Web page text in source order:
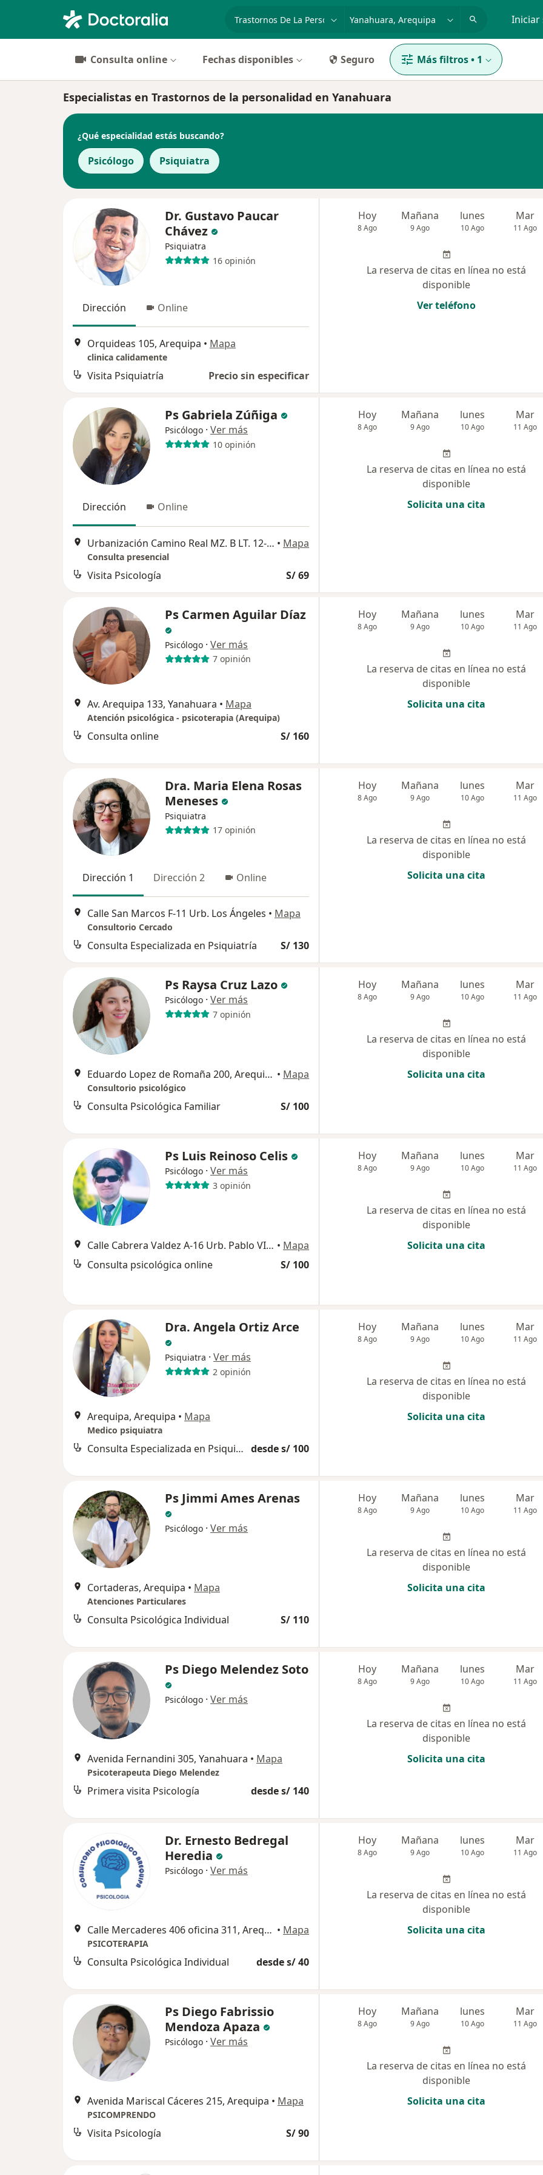
Iniciar
Consulta online Fechas disponibles Seguro Más filtros• 1
Especialistas en Trastornos de la personalidad en Yanahuara
¿Qué especialidad estás buscando?
Psicólogo Psiquiatra
Dr. Gustavo Paucar
Chávez
Psiquiatra
16 opinión
Dirección Online
Orquideas 105, Arequipa • Mapa
clinica calidamente
Visita Psiquiatría Precio sin especificar
Hoy
8 Ago
Mañana
9 Ago
lunes
10 Ago
Mar
11 Ago
La reserva de citas en línea no está
disponible
Ver teléfono
Ps Gabriela Zúñiga
Psicólogo · Ver más
10 opinión
Dirección Online
Urbanización Camino Real MZ. B LT. 12-A, Arequipa • Mapa
Consulta presencial
Visita Psicología S/ 69
Hoy
8 Ago
Mañana
9 Ago
lunes
10 Ago
Mar
11 Ago
La reserva de citas en línea no está
disponible
Solicita una cita
Ps Carmen Aguilar Díaz
Psicólogo · Ver más
7 opinión
Av. Arequipa 133, Yanahuara • Mapa
Atención psicológica - psicoterapia (Arequipa)
Consulta online S/ 160
Hoy
8 Ago
Mañana
9 Ago
lunes
10 Ago
Mar
11 Ago
La reserva de citas en línea no está
disponible
Solicita una cita
Dra. Maria Elena Rosas
Meneses
Psiquiatra
17 opinión
Dirección 1 Dirección 2 Online
Calle San Marcos F-11 Urb. Los Ángeles • Mapa
Consultorio Cercado
Consulta Especializada en Psiquiatría S/ 130
Hoy
8 Ago
Mañana
9 Ago
lunes
10 Ago
Mar
11 Ago
La reserva de citas en línea no está
disponible
Solicita una cita
Ps Raysa Cruz Lazo
Psicólogo · Ver más
7 opinión
Eduardo Lopez de Romaña 200, Arequipa • Mapa
Consultorio psicológico
Consulta Psicológica Familiar S/ 100
Hoy
8 Ago
Mañana
9 Ago
lunes
10 Ago
Mar
11 Ago
La reserva de citas en línea no está
disponible
Solicita una cita
Ps Luis Reinoso Celis
Psicólogo · Ver más
3 opinión
Calle Cabrera Valdez A-16 Urb. Pablo VI, Arequipa • Mapa
Consulta psicológica online
S/ 100
Hoy
8 Ago
Mañana
9 Ago
lunes
10 Ago
Mar
11 Ago
La reserva de citas en línea no está
disponible
Solicita una cita
Dra. Angela Ortiz Arce
Psiquiatra · Ver más
2 opinión
Arequipa, Arequipa • Mapa
Medico psiquiatra
Consulta Especializada en Psiquiatría desde s/ 100
Hoy
8 Ago
Mañana
9 Ago
lunes
10 Ago
Mar
11 Ago
La reserva de citas en línea no está
disponible
Solicita una cita
Ps Jimmi Ames Arenas
Psicólogo · Ver más
Cortaderas, Arequipa • Mapa
Atenciones Particulares
Consulta Psicológica Individual S/ 110
Hoy
8 Ago
Mañana
9 Ago
lunes
10 Ago
Mar
11 Ago
La reserva de citas en línea no está
disponible
Solicita una cita
Ps Diego Melendez Soto
Psicólogo · Ver más
Avenida Fernandini 305, Yanahuara • Mapa
Psicoterapeuta Diego Melendez
Primera visita Psicología desde s/ 140
Hoy
8 Ago
Mañana
9 Ago
lunes
10 Ago
Mar
11 Ago
La reserva de citas en línea no está
disponible
Solicita una cita
Dr. Ernesto Bedregal
Heredia
Psicólogo · Ver más
Calle Mercaderes 406 oficina 311, Arequipa • Mapa
PSICOTERAPIA
Consulta Psicológica Individual desde s/ 40
Hoy
8 Ago
Mañana
9 Ago
lunes
10 Ago
Mar
11 Ago
La reserva de citas en línea no está
disponible
Solicita una cita
Ps Diego Fabrissio
Mendoza Apaza
Psicólogo · Ver más
Avenida Mariscal Cáceres 215, Arequipa • Mapa
PSICOMPRENDO
Visita Psicología S/ 90
Hoy
8 Ago
Mañana
9 Ago
lunes
10 Ago
Mar
11 Ago
La reserva de citas en línea no está
disponible
Solicita una cita